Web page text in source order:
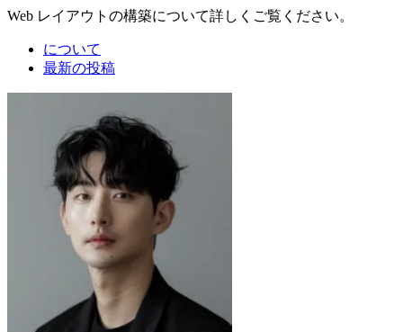
Web レイアウトの構築について詳しくご覧ください。
について
最新の投稿